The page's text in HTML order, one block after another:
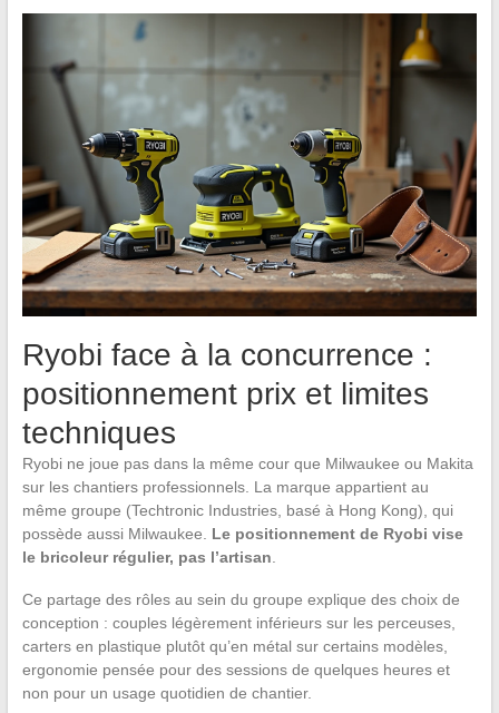
Ryobi face à la concurrence :
positionnement prix et limites
techniques
Ryobi ne joue pas dans la même cour que Milwaukee ou Makita
sur les chantiers professionnels. La marque appartient au
même groupe (Techtronic Industries, basé à Hong Kong), qui
possède aussi Milwaukee. Le positionnement de Ryobi vise
le bricoleur régulier, pas l’artisan.
Ce partage des rôles au sein du groupe explique des choix de
conception : couples légèrement inférieurs sur les perceuses,
carters en plastique plutôt qu’en métal sur certains modèles,
ergonomie pensée pour des sessions de quelques heures et
non pour un usage quotidien de chantier.